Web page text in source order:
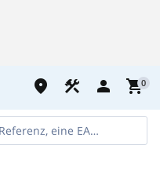
place construction person shopping_cart0